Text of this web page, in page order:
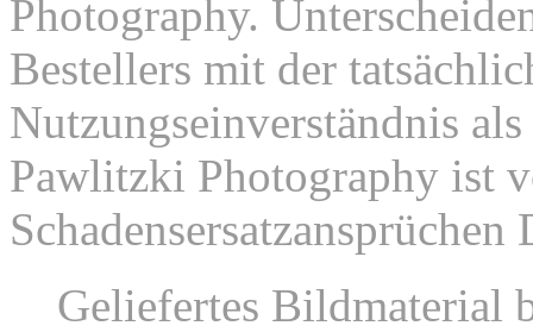
Photography.
Bestellers mit der
Nutzungseinverständnis
Pawlitzki Photography ist
Geliefertes Bildmaterial